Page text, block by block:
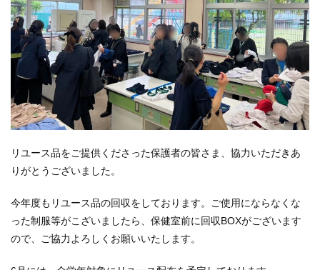
リユース品をご提供くださった保護者の皆さま、協力いただきあ
りがとうございました。
今年度もリユース品の回収をしております。ご使用にならなくな
った制服等がこざいましたら、保健室前に回収BOXがございます
ので、ご協力よろしくお願いいたします。